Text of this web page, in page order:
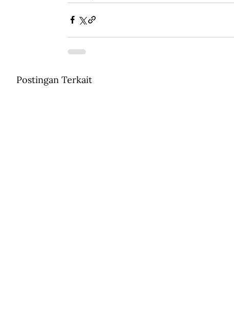
Postingan Terkait